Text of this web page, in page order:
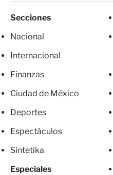
Secciones
Nacional
Internacional
Finanzas
Ciudad de México
Deportes
Espectáculos
Sintetika
Especiales